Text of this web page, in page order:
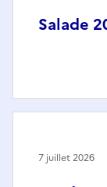
Salade
7 juillet 2026